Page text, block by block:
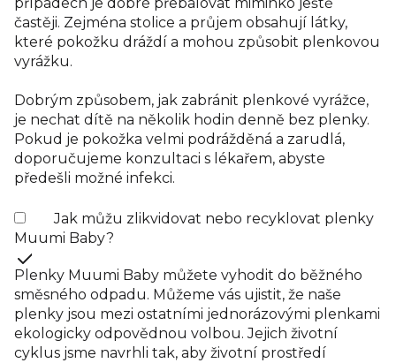
častěji. Zejména stolice a průjem obsahují látky,
které pokožku dráždí a mohou způsobit plenkovou
vyrážku.
Dobrým způsobem, jak zabránit plenkové vyrážce,
je nechat dítě na několik hodin denně bez plenky.
Pokud je pokožka velmi podrážděná a zarudlá,
doporučujeme konzultaci s lékařem, abyste
předešli možné infekci.
Jak můžu zlikvidovat nebo recyklovat plenky
Muumi Baby?
Plenky Muumi Baby můžete vyhodit do běžného
směsného odpadu. Můžeme vás ujistit, že naše
plenky jsou mezi ostatními jednorázovými plenkami
ekologicky odpovědnou volbou. Jejich životní
cyklus jsme navrhli tak, aby životní prostředí